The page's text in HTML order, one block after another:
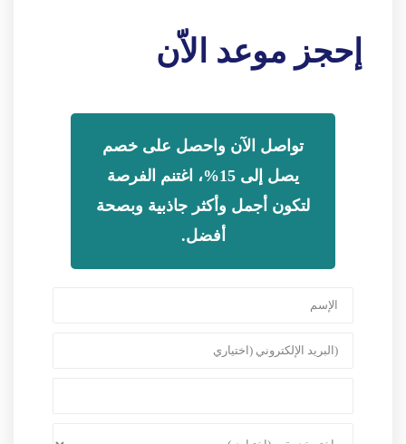
إحجز موعد الاّن
تواصل الآن واحصل على خصم
يصل إلى 15%، اغتنم الفرصة
لتكون أجمل وأكثر جاذبية وبصحة
أفضل.